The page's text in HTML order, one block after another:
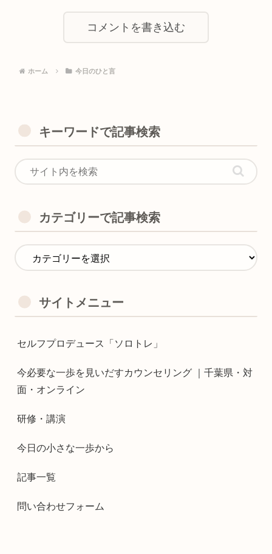
コメントを書き込む
ホーム 今日のひと言
キーワードで記事検索
カテゴリーで記事検索
サイトメニュー
セルフプロデュース「ソロトレ」
今必要な一歩を見いだすカウンセリング ｜千葉県・対
面・オンライン
研修・講演
今日の小さな一歩から
記事一覧
問い合わせフォーム